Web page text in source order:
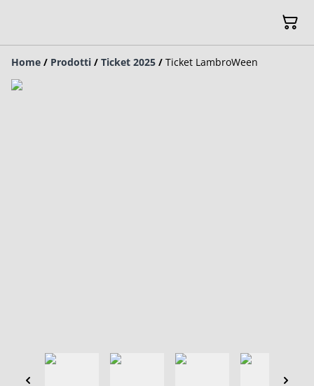
Home / Prodotti / Ticket 2025 / Ticket LambroWeen